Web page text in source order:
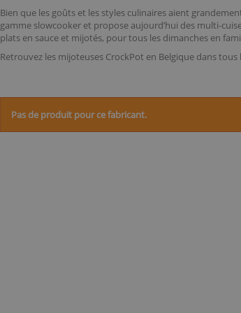
Bien que les goûts et les styles culinaires aient
gamme slowcooker et propose aujourd’hui des multi-
plats en sauce et mijotés, pour tous les dimanches en
Retrouvez les mijoteuses CrockPot en Belgique dans
Pas de produit pour ce fabricant.